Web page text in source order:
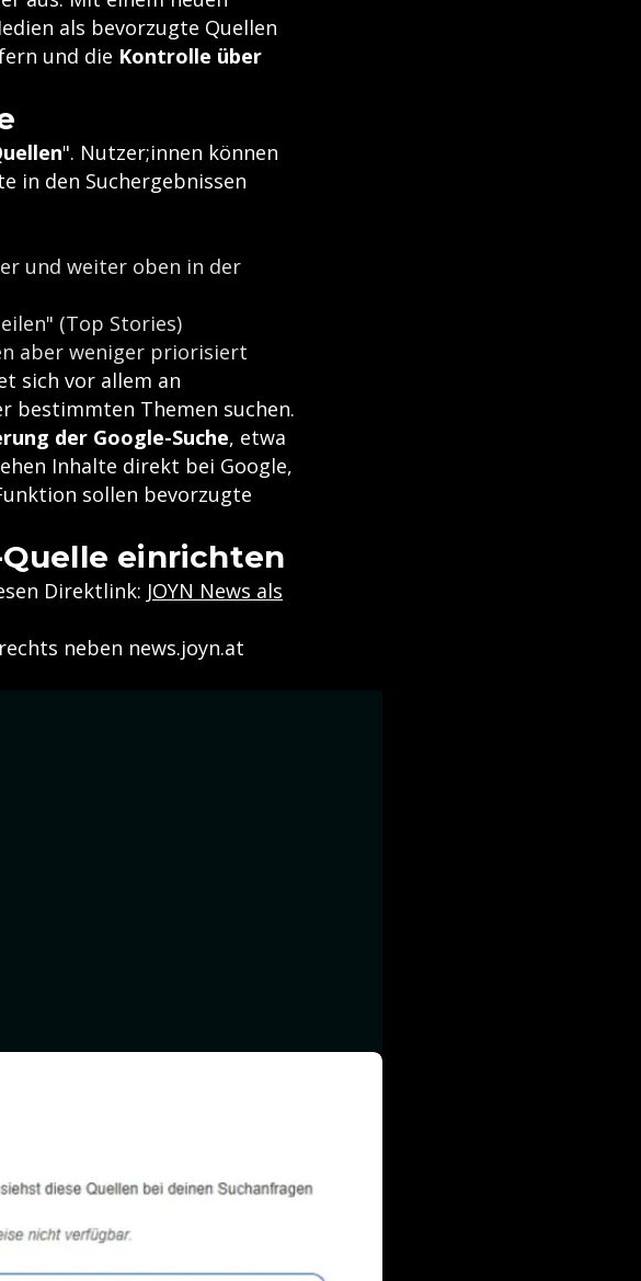
als bevorzugte Quellen
und die Kontrolle über
". Nutzer;innen können
in den Suchergebnissen
und weiter oben in der
(Top Stories)
aber weniger priorisiert
sich vor allem an
bestimmten Themen suchen.
der Google-Suche, etwa
Inhalte direkt bei Google,
sollen bevorzugte
Quelle einrichten
Direktlink: JOYN News als
neben news.joyn.at